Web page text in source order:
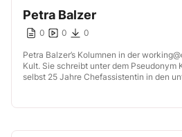
Petra Balzer
0 0 0
Petra Balzer’s Kolumnen in der
Kult. Sie schreibt unter dem Pseudonym
selbst 25 Jahre Chefassistentin in den